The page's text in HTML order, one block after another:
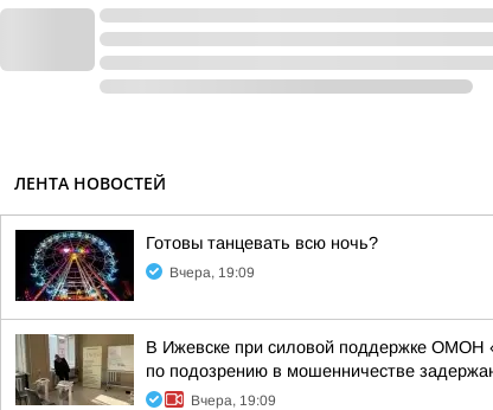
ЛЕНТА НОВОСТЕЙ
Готовы танцевать всю ночь?
Вчера, 19:09
В Ижевске при силовой поддержке ОМОН
по подозрению в мошенничестве
Вчера, 19:09